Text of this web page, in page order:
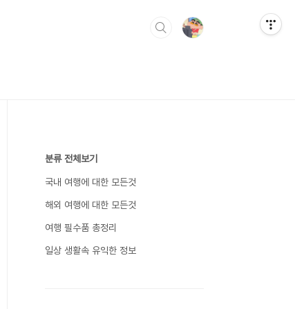
분류 전체보기
국내 여행에 대한 모든것
해외 여행에 대한 모든것
여행 필수품 총정리
일상 생활속 유익한 정보